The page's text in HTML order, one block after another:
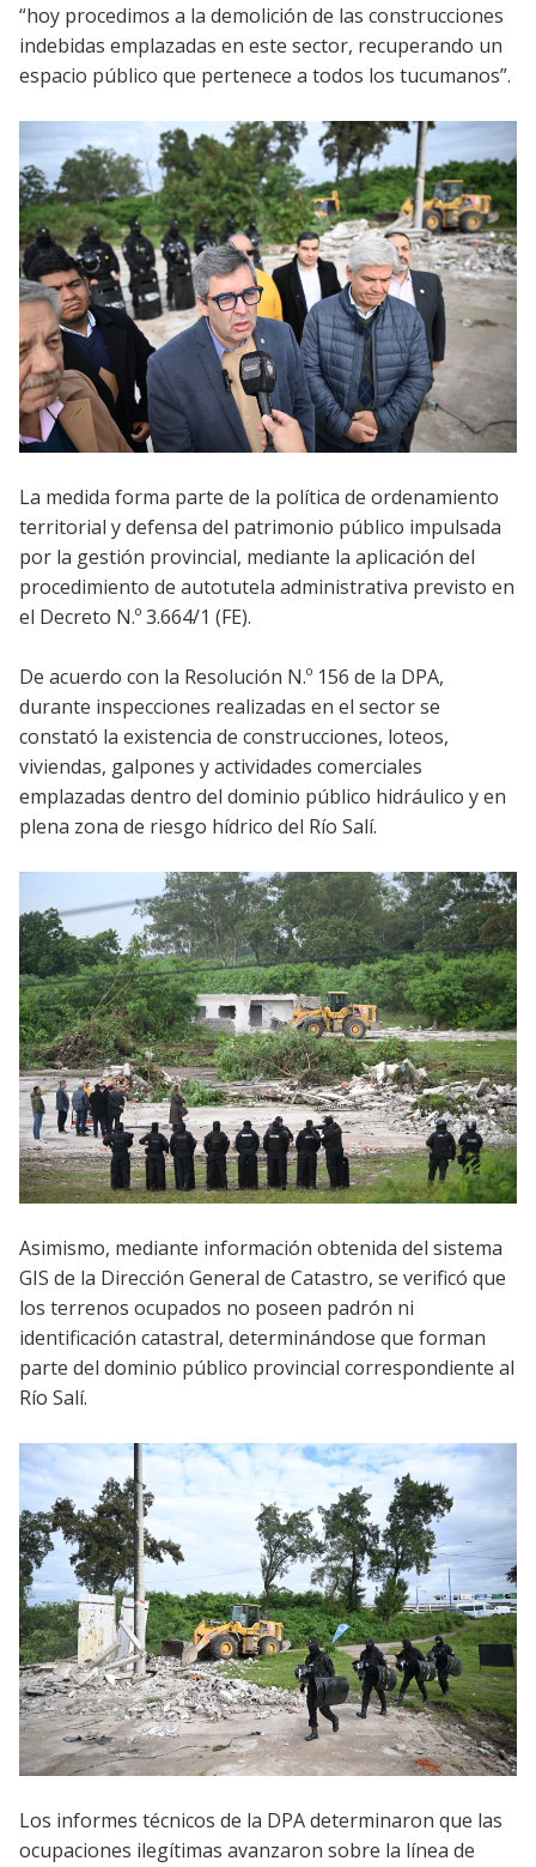
“hoy procedimos a la demolición de las construcciones
indebidas emplazadas en este sector, recuperando un
espacio público que pertenece a todos los tucumanos”.
La medida forma parte de la política de ordenamiento
territorial y defensa del patrimonio público impulsada
por la gestión provincial, mediante la aplicación del
procedimiento de autotutela administrativa previsto en
el Decreto N.º 3.664/1 (FE).
De acuerdo con la Resolución N.º 156 de la DPA,
durante inspecciones realizadas en el sector se
constató la existencia de construcciones, loteos,
viviendas, galpones y actividades comerciales
emplazadas dentro del dominio público hidráulico y en
plena zona de riesgo hídrico del Río Salí.
Asimismo, mediante información obtenida del sistema
GIS de la Dirección General de Catastro, se verificó que
los terrenos ocupados no poseen padrón ni
identificación catastral, determinándose que forman
parte del dominio público provincial correspondiente al
Río Salí.
Los informes técnicos de la DPA determinaron que las
ocupaciones ilegítimas avanzaron sobre la línea de